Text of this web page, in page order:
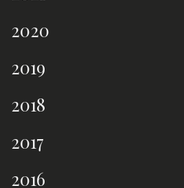
2020
2019
2018
2017
2016